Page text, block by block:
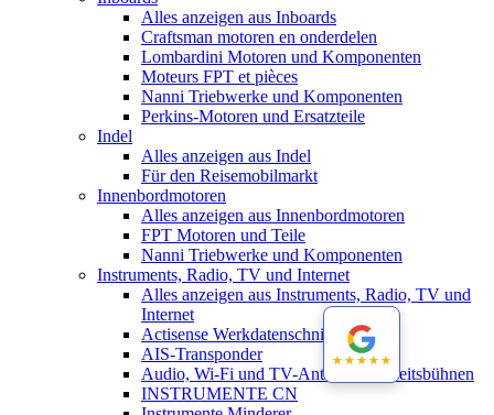
Alles anzeigen aus Inboards
Craftsman motoren en onderdelen
Lombardini Motoren und Komponenten
Moteurs FPT et pièces
Nanni Triebwerke und Komponenten
Perkins-Motoren und Ersatzteile
Indel
Alles anzeigen aus Indel
Für den Reisemobilmarkt
Innenbordmotoren
Alles anzeigen aus Innenbordmotoren
FPT Motoren und Teile
Nanni Triebwerke und Komponenten
Instruments, Radio, TV und Internet
Alles anzeigen aus Instruments, Radio, TV und
Internet
Actisense Werkdatenschnitt
AIS-Transponder
Audio, Wi-Fi und TV-Antennen-Arbeitsbühnen
INSTRUMENTE CN
★★★★★
★★★★★